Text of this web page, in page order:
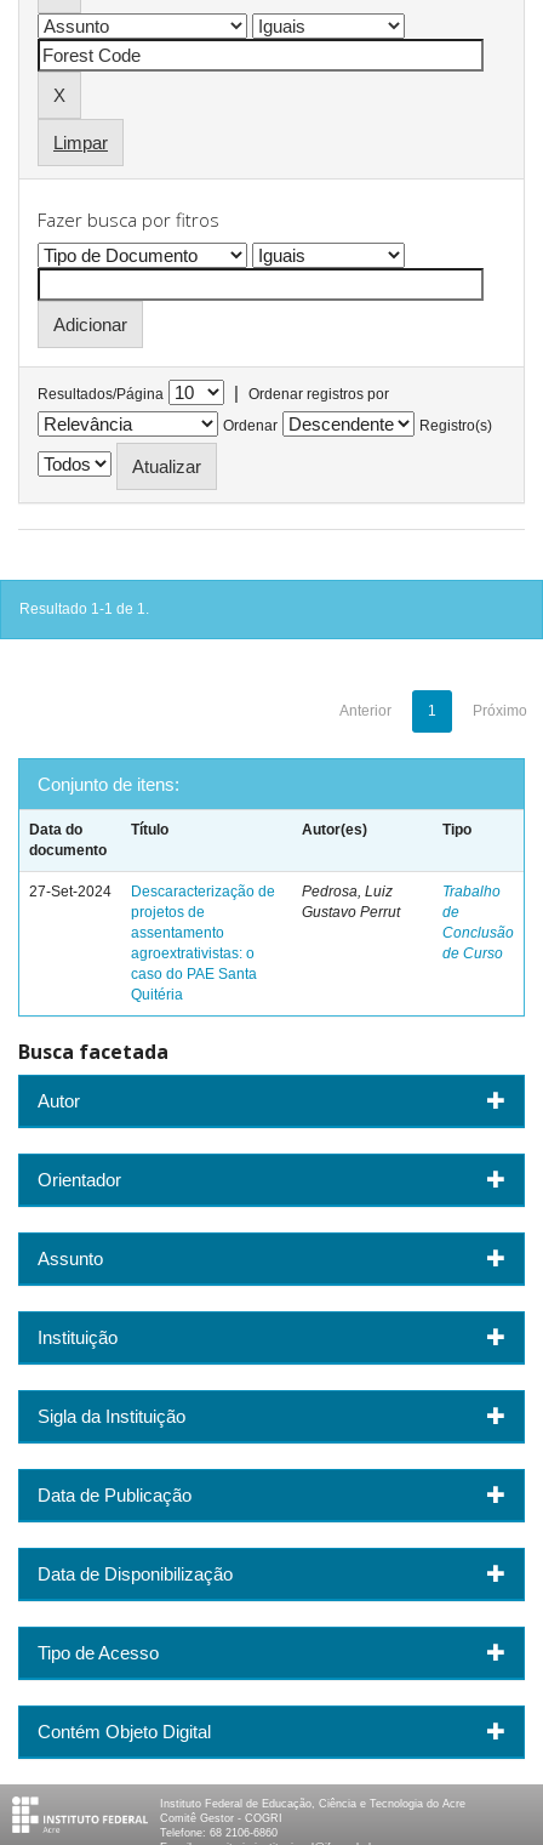
Limpar
Fazer busca por fitros
Resultados/Página |
Ordenar registros por
Ordenar
Registro(s)
Resultado 1-1 de 1.
Anterior 1 Próximo
Conjunto de itens:
Data do
documento
Título Autor(es) Tipo
27-Set-2024
Descaracterização de
projetos de
assentamento
agroextrativistas: o
caso do PAE Santa
Quitéria
Pedrosa, Luiz
Gustavo Perrut
Trabalho
de
Conclusão
de Curso
Busca facetada
Autor
Orientador
Assunto
Instituição
Sigla da Instituição
Data de Publicação
Data de Disponibilização
Tipo de Acesso
Contém Objeto Digital
Instituto Federal de Educação, Ciência e Tecnologia do Acre
Comitê Gestor - COGRI
Telefone: 68 2106-6860